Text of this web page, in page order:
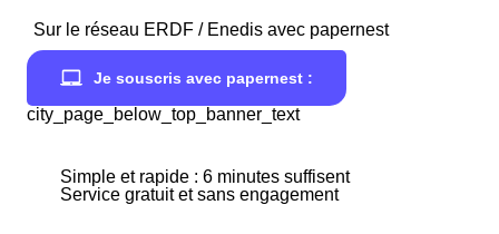
Sur le réseau ERDF / Enedis avec papernest
Je souscris avec papernest :
city_page_below_top_banner_text
Simple et rapide : 6 minutes suffisent
Service gratuit et sans engagement